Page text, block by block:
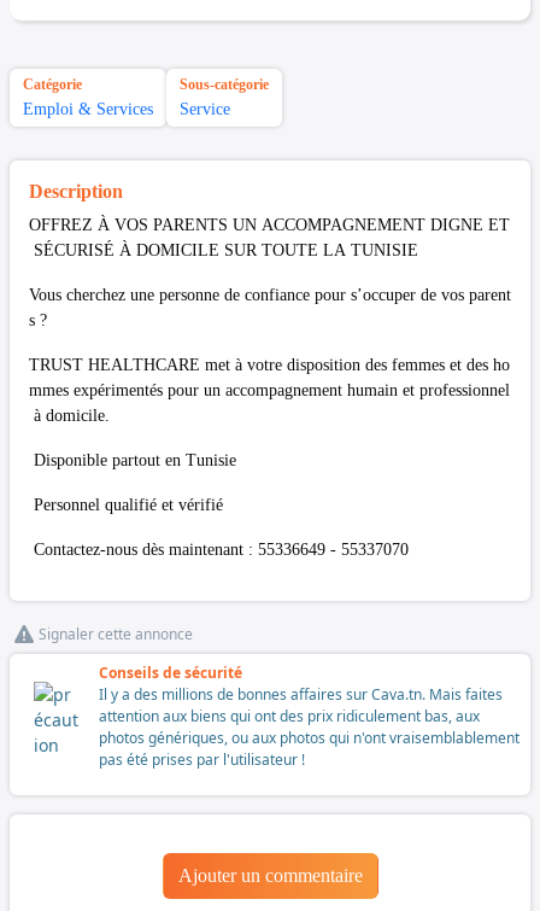
Catégorie
Emploi & Services
Sous-catégorie
Service
Description
OFFREZ À VOS PARENTS UN ACCOMPAGNEMENT DIGNE ET
SÉCURISÉ À DOMICILE SUR TOUTE LA TUNISIE
Vous cherchez une personne de confiance pour s’occuper de vos parent
s ?
TRUST HEALTHCARE met à votre disposition des femmes et des ho
mmes expérimentés pour un accompagnement humain et professionnel
à domicile.
Disponible partout en Tunisie
Personnel qualifié et vérifié
Contactez-nous dès maintenant : 55336649 - 55337070
Signaler cette annonce
Conseils de sécurité
Il y a des millions de bonnes affaires sur Cava.tn. Mais faites
attention aux biens qui ont des prix ridiculement bas, aux
photos génériques, ou aux photos qui n'ont vraisemblablement
pas été prises par l'utilisateur !
Ajouter un commentaire